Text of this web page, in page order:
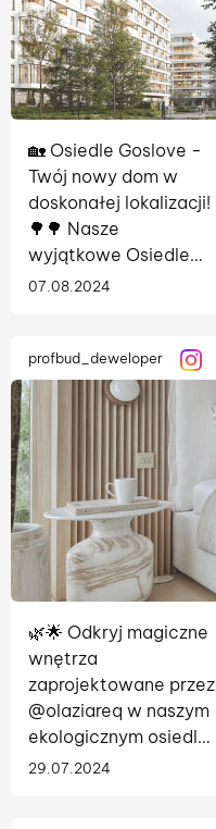
🏡 Osiedle Goslove -
Twój nowy dom w
doskonałej lokalizacji!
🌳🌳 Nasze
wyjątkowe Osiedle
Goslove to idealne
komfort,
nowoczesność i
bliskość natury. ...
07.08.2024
profbud_deweloper
🌿🌟 Odkryj magiczne
wnętrza
zaprojektowane przez
@olaziareq w naszym
ekologicznym osiedlu
Gaia Park! 🌟🌿 Zanurz
29.07.2024